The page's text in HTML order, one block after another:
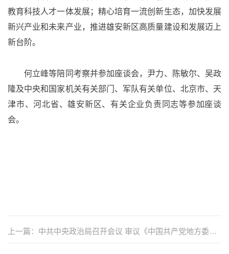
教育科技人才一体发展；精心培育一流创新生态，加快发展
新兴产业和未来产业，推进雄安新区高质量建设和发展迈上
新台阶。
何立峰等陪同考察并参加座谈会，尹力、陈敏尔、吴政
隆及中央和国家机关有关部门、军队有关单位、北京市、天
津市、河北省、雄安新区、有关企业负责同志等参加座谈
会。
上一篇：中共中央政治局召开会议 审议《中国共产党地方委员